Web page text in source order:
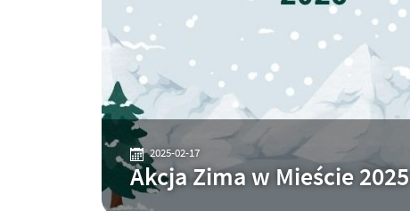
2025-02-17
Akcja Zima w Mieście 2025